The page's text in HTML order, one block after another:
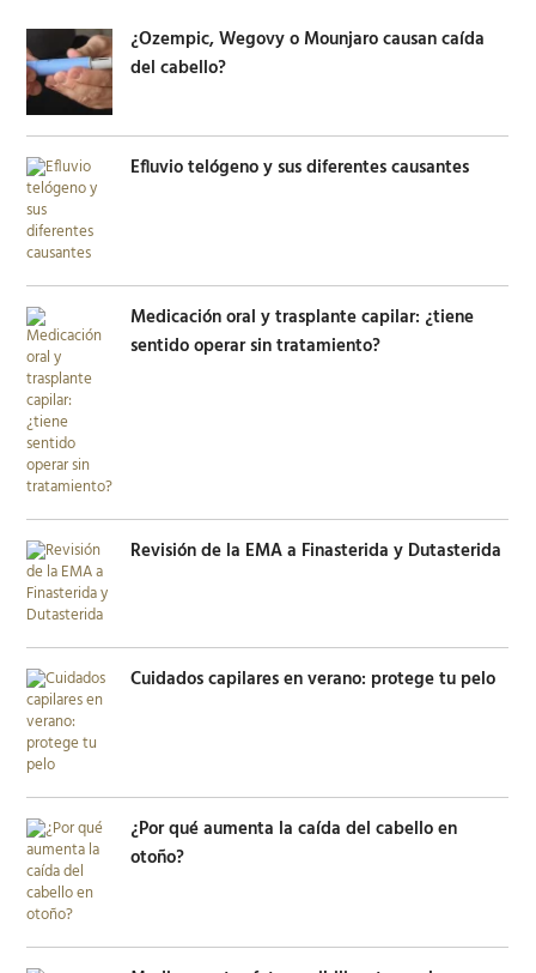
¿Ozempic, Wegovy o Mounjaro causan caída
del cabello?
Efluvio telógeno y sus diferentes causantes
Medicación oral y trasplante capilar: ¿tiene
sentido operar sin tratamiento?
Revisión de la EMA a Finasterida y Dutasterida
Cuidados capilares en verano: protege tu pelo
¿Por qué aumenta la caída del cabello en
otoño?